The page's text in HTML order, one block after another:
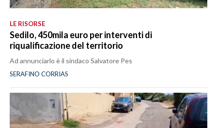
LE RISORSE
Sedilo, 450mila euro per interventi di
riqualificazione del territorio
Ad annunciarlo è il sindaco Salvatore Pes
SERAFINO CORRIAS